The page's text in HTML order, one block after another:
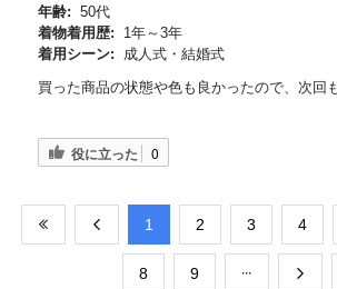
年齢: 50代
着物着用歴:
1年～3年
着用シーン:
成人式・結婚式
買った商品の状態や色も良かったので、次回
役に立った 0
​1 ​2 ​3 ​4
​8 ​9